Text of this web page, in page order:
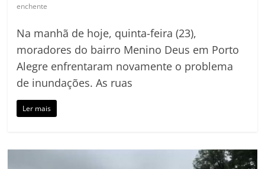
enchente
Na manhã de hoje, quinta-feira (23),
moradores do bairro Menino Deus em Porto
Alegre enfrentaram novamente o problema
de inundações. As ruas
Ler mais